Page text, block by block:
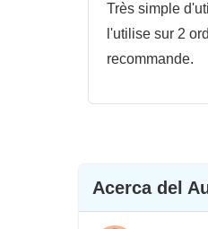
Très simple
l'utilise sur 2
recommande.
Acerca del